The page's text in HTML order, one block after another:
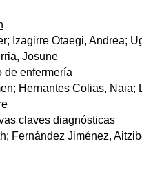
Izagirre Otaegi, Andrea;
Josune
de enfermería
Hernantes Colias, Naia;
claves diagnósticas
Fernández Jiménez,